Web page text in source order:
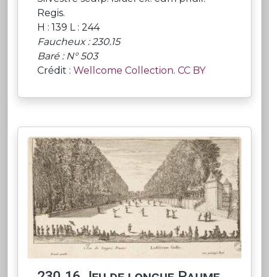
Regis.
H : 139 L : 244
Faucheux : 230.15
Baré : N° 503
Crédit : Wellcome Collection. CC BY